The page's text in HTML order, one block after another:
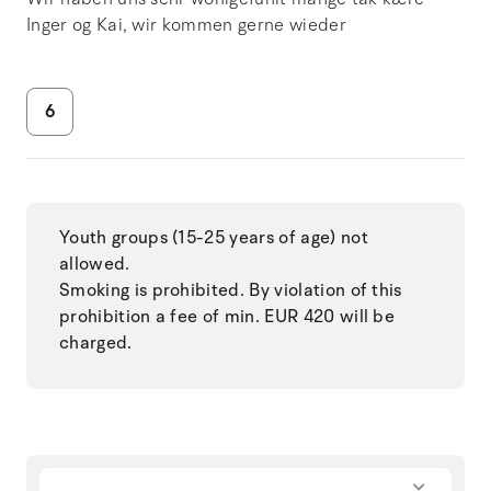
Inger og Kai, wir kommen gerne wieder
6
Youth groups (15-25 years of age) not
allowed.
Smoking is prohibited. By violation of this
prohibition a fee of min. EUR 420 will be
charged.